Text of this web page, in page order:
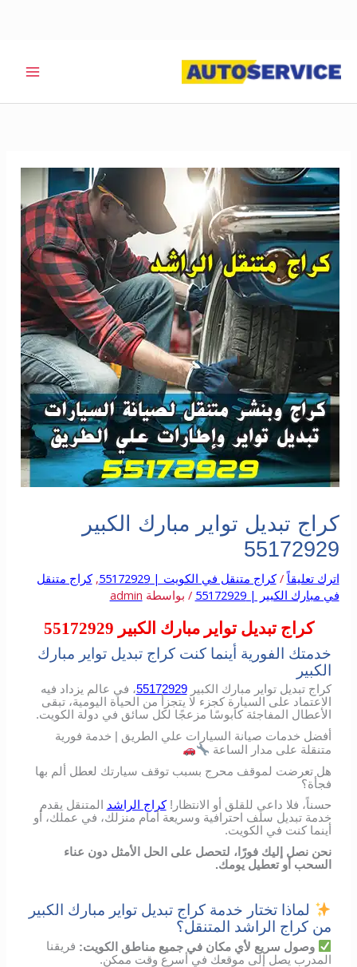
إلى
كراج تبديل تواير مبارك الكبير
55172929
اترك تعليقاً /كراج متنقل في الكويت | 55172929 ,كراج متنقل
في مبارك الكبير | 55172929
/ بواسطة admin
كراج تبديل تواير مبارك الكبير 55172929
خدمتك الفورية أينما كنت كراج تبديل تواير مبارك
الكبير
كراج تبديل تواير مبارك الكبير55172929، في عالم يزداد فيه
الاعتماد على السيارة كجزء لا يتجزأ من الحياة اليومية، تبقى
الأعطال المفاجئة كابوسًا مزعجًا لكل سائق في دولة الكويت.
أفضل خدمات صيانة السيارات علي الطريق | خدمة فورية
متنقلة على مدار الساعة
هل تعرضت لموقف محرج بسبب توقف سيارتك لعطل ألم بها
فجأة؟
حسناً، فلا داعي للقلق أو الانتظار!كراج الراشد المتنقل يقدم
خدمة تبديل سلف احترافية وسريعة أمام منزلك، في عملك، أو
أينما كنت في الكويت.
نحن نصل إليك فورًا، لتحصل على الحل الأمثل دون عناء
السحب أو تعطيل يومك.
لماذا تختار خدمة كراج تبديل تواير مبارك الكبير
من كراج الراشد المتنقل؟
وصول سريع لأي مكان في جميع مناطق الكويت: فريقنا
المدرب يصل إلى موقعك في أسرع وقت ممكن.